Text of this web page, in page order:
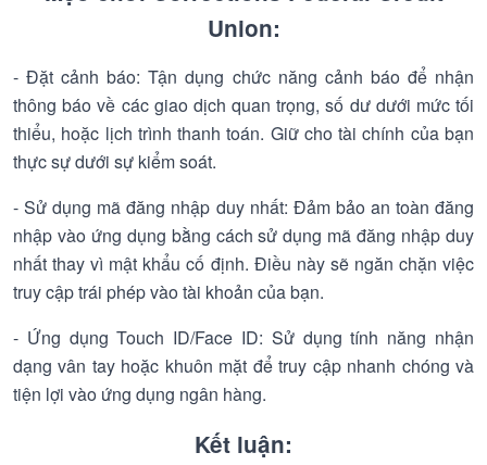
Union:
- Đặt cảnh báo: Tận dụng chức năng cảnh báo để nhận
thông báo về các giao dịch quan trọng, số dư dưới mức tối
thiểu, hoặc lịch trình thanh toán. Giữ cho tài chính của bạn
thực sự dưới sự kiểm soát.
- Sử dụng mã đăng nhập duy nhất: Đảm bảo an toàn đăng
nhập vào ứng dụng bằng cách sử dụng mã đăng nhập duy
nhất thay vì mật khẩu cố định. Điều này sẽ ngăn chặn việc
truy cập trái phép vào tài khoản của bạn.
- Ứng dụng Touch ID/Face ID: Sử dụng tính năng nhận
dạng vân tay hoặc khuôn mặt để truy cập nhanh chóng và
tiện lợi vào ứng dụng ngân hàng.
Kết luận: